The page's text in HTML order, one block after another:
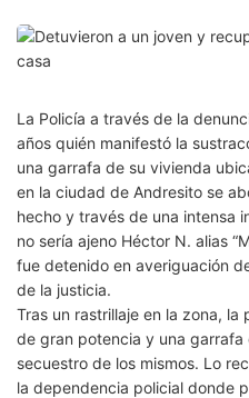
La Policía a través de la
años quién manifestó la
una garrafa de su vivienda
en la ciudad de Andresito se
hecho y través de una intensa
no sería ajeno Héctor N. alias
fue detenido en averiguación
de la justicia.
Tras un rastrillaje en la zona,
de gran potencia y una
secuestro de los mismos. Lo
la dependencia policial donde